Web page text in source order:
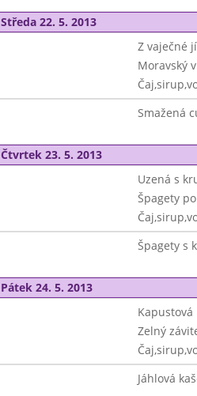
Středa 22. 5. 2013
Z vaječné
Moravský
Smažená
Čtvrtek 23. 5. 2013
Uzená s
Špagety
Špagety s
Pátek 24. 5. 2013
Kapustová
Zelný
Jáhlová